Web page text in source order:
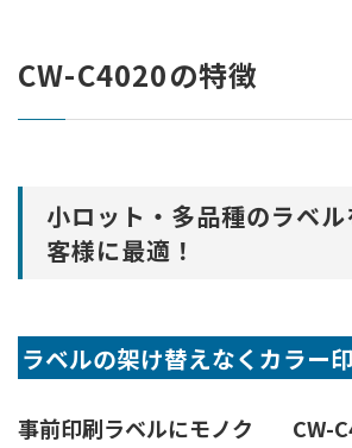
CW-C4020の特徴
小ロット・多品種のラベ
客様に最適！
ラベルの架け替えなくカラー
事前印刷ラベルにモノク
CW-